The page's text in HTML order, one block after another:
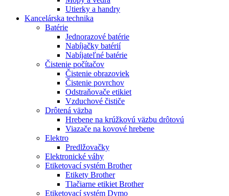
Utierky a handry
Kancelárska technika
Batérie
Jednorazové batérie
Nabíjačky batérií
Nabíjateľné batérie
Čistenie počítačov
Čistenie obrazoviek
Čistenie povrchov
Odstraňovače etikiet
Vzduchové čističe
Drôtená väzba
Hrebene na krúžkovú väzbu drôtovú
Viazače na kovové hrebene
Elektro
Predlžovačky
Elektronické váhy
Etiketovací systém Brother
Etikety Brother
Tlačiarne etikiet Brother
Etiketovací systém Dymo